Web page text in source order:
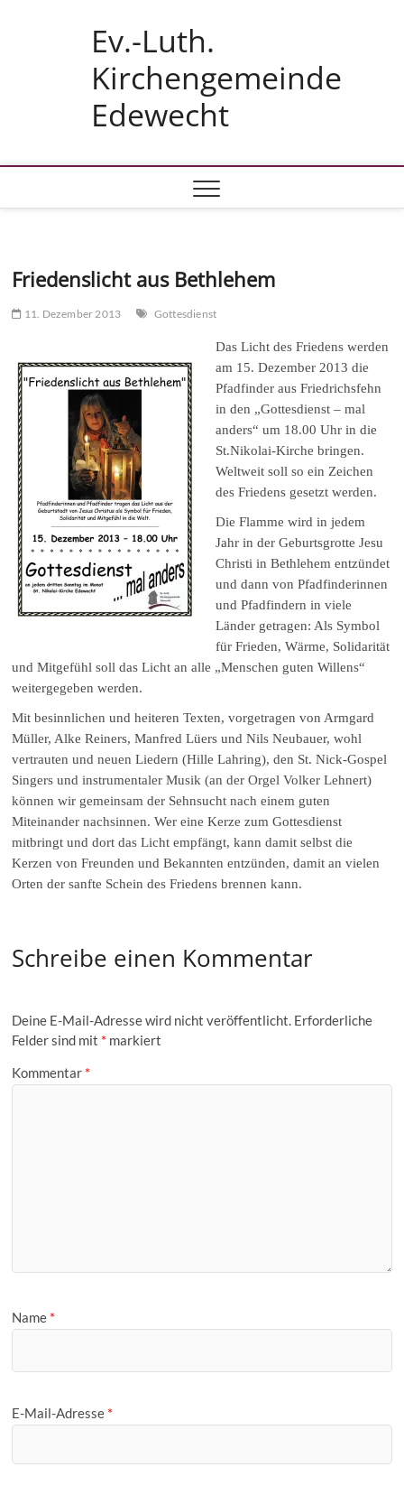
Ev.-Luth.
Kirchengemeinde
Edewecht
Friedenslicht aus Bethlehem
11. Dezember 2013 Gottesdienst
Das Licht des Friedens werden
am 15. Dezember 2013 die
Pfadfinder aus Friedrichsfehn
in den „Gottesdienst – mal
anders“ um 18.00 Uhr in die
St.Nikolai-Kirche bringen.
Weltweit soll so ein Zeichen
des Friedens gesetzt werden.
Die Flamme wird in jedem
Jahr in der Geburtsgrotte Jesu
Christi in Bethlehem entzündet
und dann von Pfadfinderinnen
und Pfadfindern in viele
Länder getragen: Als Symbol
für Frieden, Wärme, Solidarität
und Mitgefühl soll das Licht an alle „Menschen guten Willens“
weitergegeben werden.
Mit besinnlichen und heiteren Texten, vorgetragen von Armgard
Müller, Alke Reiners, Manfred Lüers und Nils Neubauer, wohl
vertrauten und neuen Liedern (Hille Lahring), den St. Nick-Gospel
Singers und instrumentaler Musik (an der Orgel Volker Lehnert)
können wir gemeinsam der Sehnsucht nach einem guten
Miteinander nachsinnen. Wer eine Kerze zum Gottesdienst
mitbringt und dort das Licht empfängt, kann damit selbst die
Kerzen von Freunden und Bekannten entzünden, damit an vielen
Orten der sanfte Schein des Friedens brennen kann.
Schreibe einen Kommentar
Deine E-Mail-Adresse wird nicht veröffentlicht. Erforderliche
Felder sind mit * markiert
Kommentar *
Name *
E-Mail-Adresse *